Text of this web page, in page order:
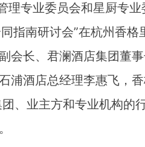
理专业委员会和星厨专
南研讨会”在杭州香格
会长、君澜酒店集团董
浦酒店总经理李惠飞，
、业主方和专业机构的